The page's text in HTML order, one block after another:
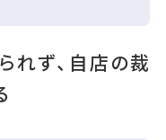
れず、自店の裁